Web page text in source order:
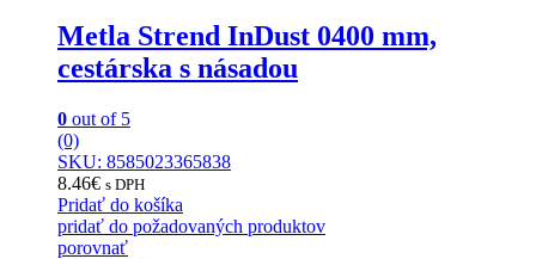
Metla Strend InDust 0400 mm,
cestárska s násadou
0 out of 5
(0)
SKU: 8585023365838
8.46€ s DPH
Pridať do košíka
pridať do požadovaných produktov
porovnať